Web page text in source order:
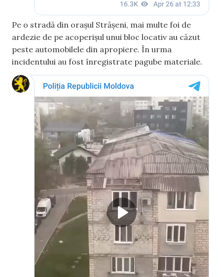
Pe o stradă din orașul Strășeni, mai multe foi de
ardezie de pe acoperișul unui bloc locativ au căzut
peste automobilele din apropiere. În urma
incidentului au fost înregistrate pagube materiale.